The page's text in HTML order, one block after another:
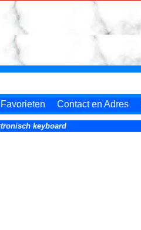
Favorieten Contact en Adres
keyboard